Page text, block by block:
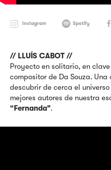
Instagram Spotify
// LLUÍS CABOT //
Proyecto en solitario, en
compositor de Da Souza.
descubrir de cerca el
mejores autores de nuestra
“Fernanda".